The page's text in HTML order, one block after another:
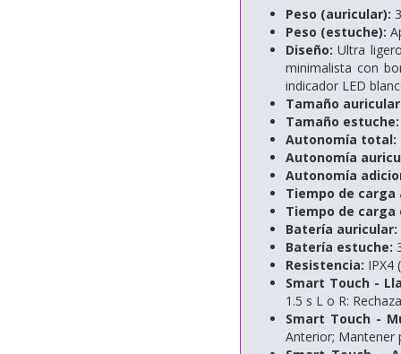
Peso (auricular):
Peso (estuche):
Diseño: Ultra
minimalista con
indicador LED
Tamaño
Tamaño estuche:
Autonomía total:
Autonomía
Autonomía
Tiempo de carga
Tiempo de carga
Batería auricular:
Batería estuche:
Resistencia: IPX4
Smart Touch -
1.5 s L o R:
Smart Touch -
Anterior; Mantener